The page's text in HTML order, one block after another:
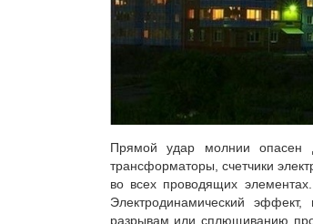
Прямой удар молнии опасен
трансформаторы, счетчики
во всех проводящих
Электродинамический
разрывам или сплющиванию